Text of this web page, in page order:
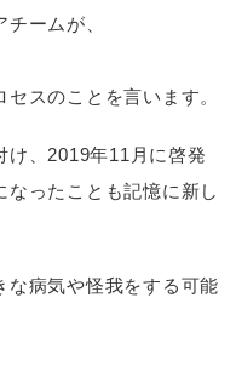
ームが、
スのことを言います。
け、2019年11月に啓発
なったことも記憶に新し
な病気や怪我をする可能